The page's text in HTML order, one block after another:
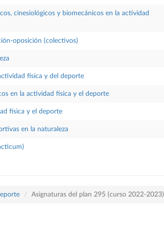
cinesiológicos y biomecánicos en la actividad
oposición (colectivos)
física y del deporte
en la actividad física y el deporte
física y el deporte
en la naturaleza
Asignaturas del plan 295 (curso 2022-2023)